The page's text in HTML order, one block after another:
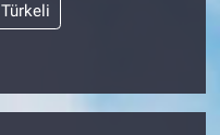
Türkeli